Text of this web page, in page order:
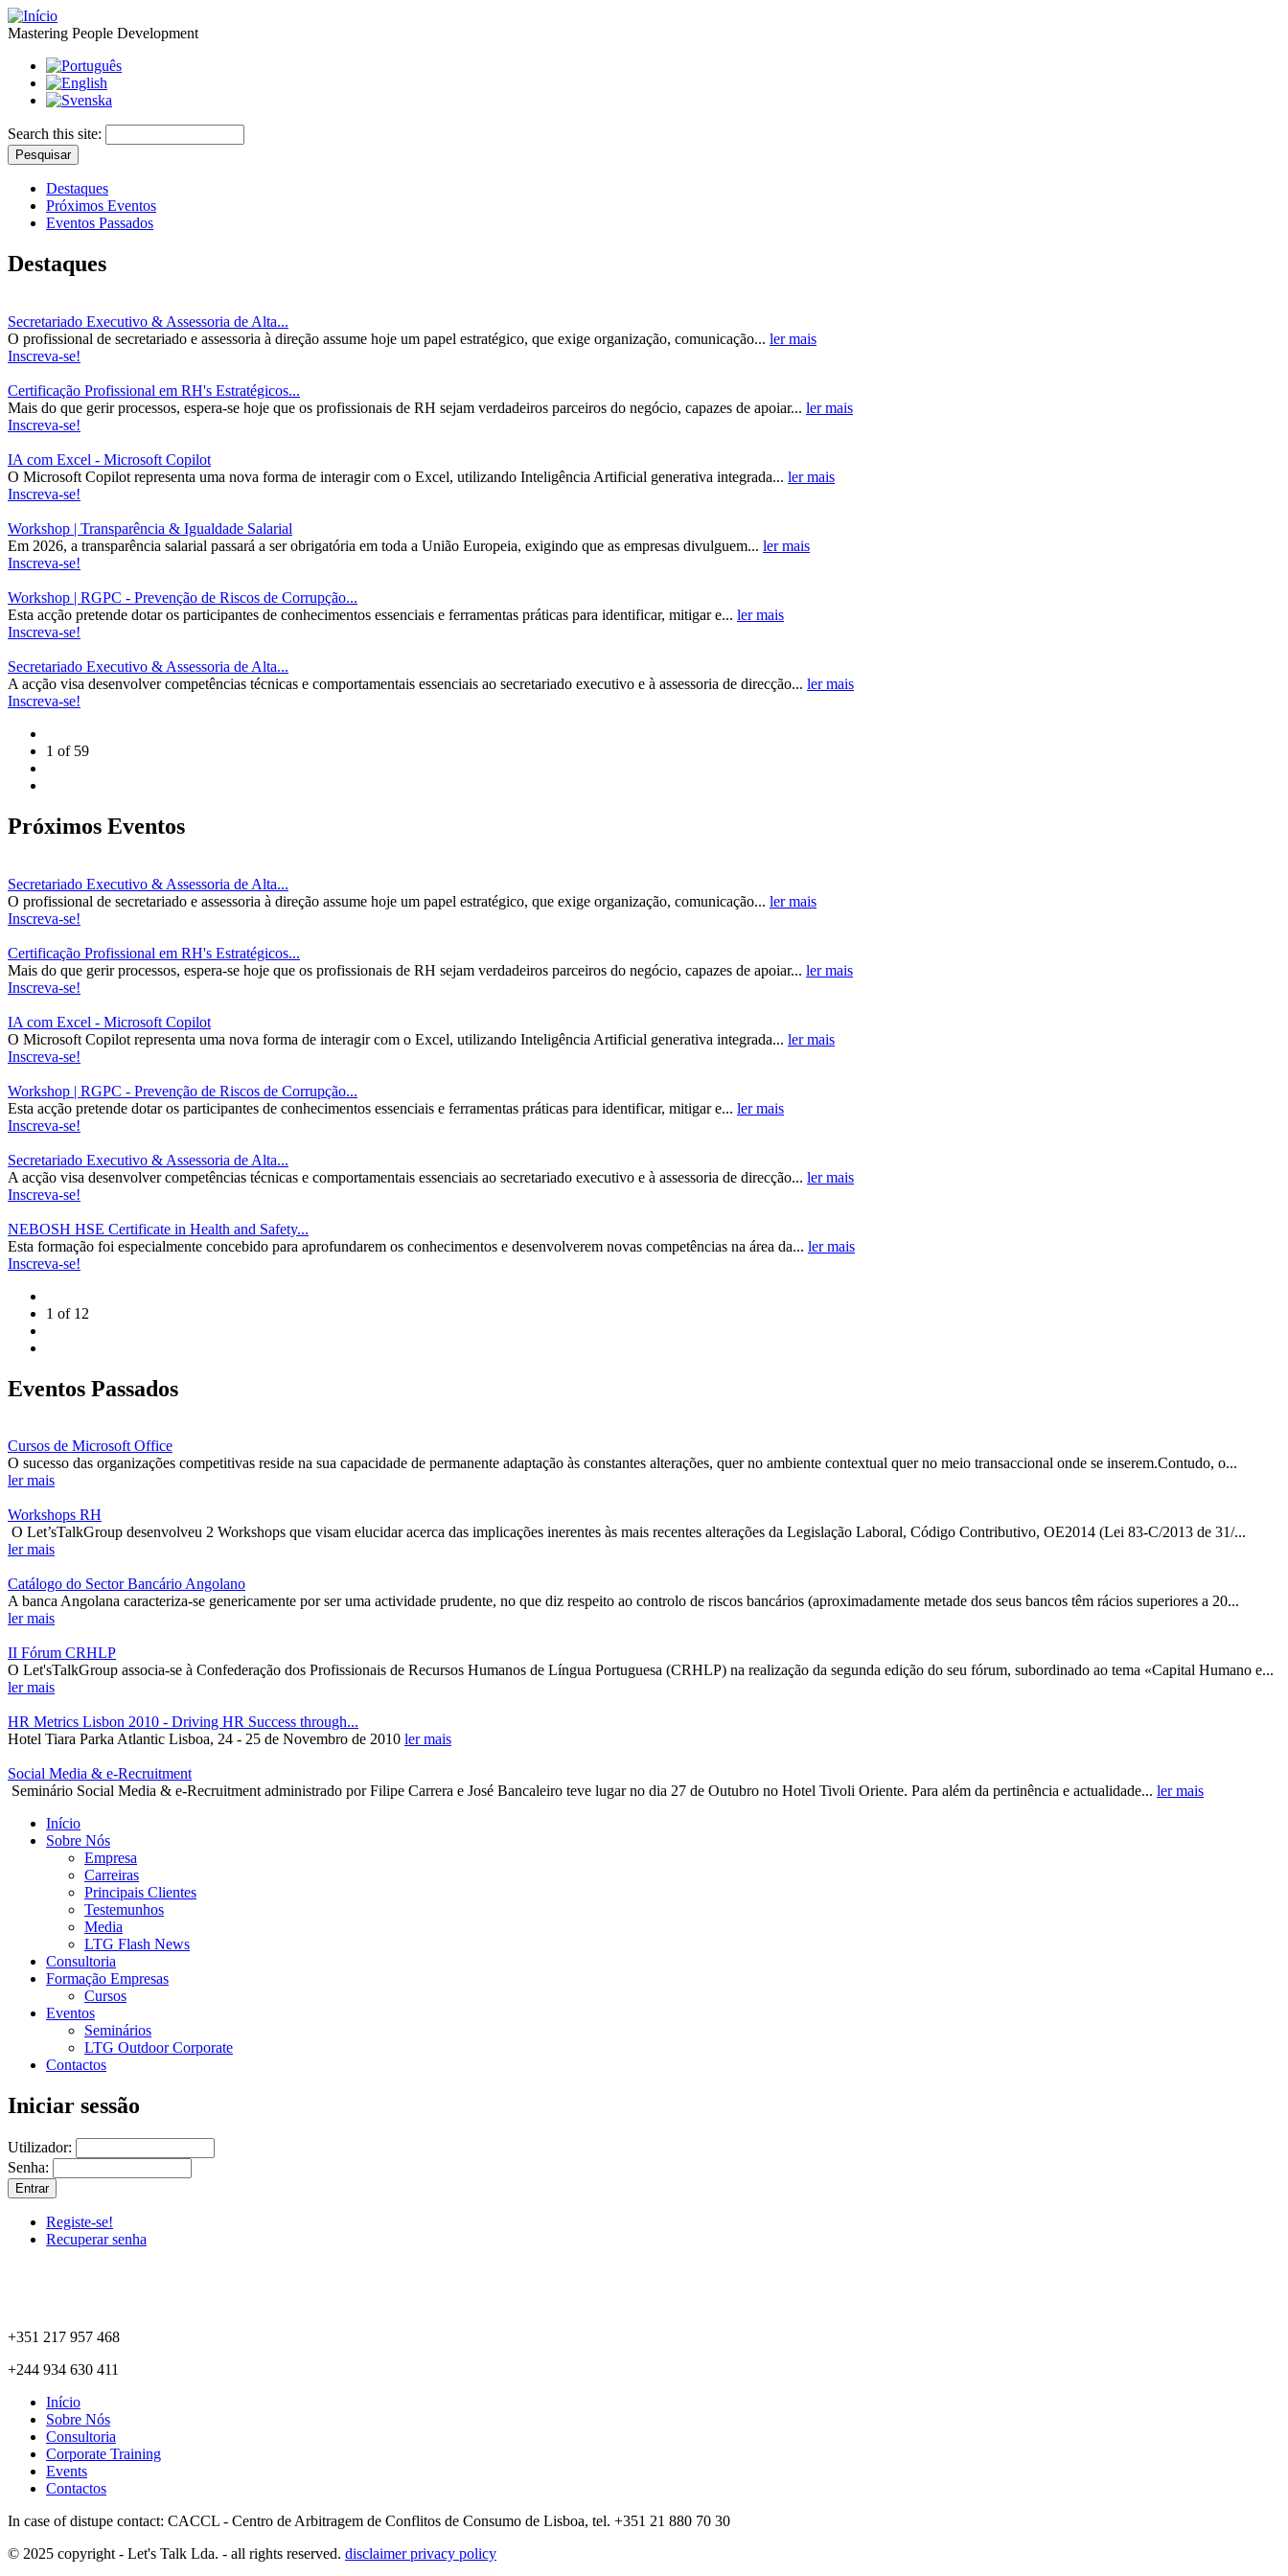
Mastering People Development
Search this site:
Destaques
Próximos Eventos
Eventos Passados
Destaques
Secretariado Executivo & Assessoria de Alta...
O profissional de secretariado e assessoria à direção assume hoje um papel estratégico, que exige organização, comunicação... ler mais
Inscreva-se!
Certificação Profissional em RH's Estratégicos...
Mais do que gerir processos, espera-se hoje que os profissionais de RH sejam verdadeiros parceiros do negócio, capazes de apoiar... ler mais
Inscreva-se!
IA com Excel - Microsoft Copilot
O Microsoft Copilot representa uma nova forma de interagir com o Excel, utilizando Inteligência Artificial generativa integrada... ler mais
Inscreva-se!
Workshop | Transparência & Igualdade Salarial
Em 2026, a transparência salarial passará a ser obrigatória em toda a União Europeia, exigindo que as empresas divulguem... ler mais
Inscreva-se!
Workshop | RGPC - Prevenção de Riscos de Corrupção...
Esta acção pretende dotar os participantes de conhecimentos essenciais e ferramentas práticas para identificar, mitigar e... ler mais
Inscreva-se!
Secretariado Executivo & Assessoria de Alta...
A acção visa desenvolver competências técnicas e comportamentais essenciais ao secretariado executivo e à assessoria de direcção... ler mais
Inscreva-se!
1 of 59
Próximos Eventos
Secretariado Executivo & Assessoria de Alta...
O profissional de secretariado e assessoria à direção assume hoje um papel estratégico, que exige organização, comunicação... ler mais
Inscreva-se!
Certificação Profissional em RH's Estratégicos...
Mais do que gerir processos, espera-se hoje que os profissionais de RH sejam verdadeiros parceiros do negócio, capazes de apoiar... ler mais
Inscreva-se!
IA com Excel - Microsoft Copilot
O Microsoft Copilot representa uma nova forma de interagir com o Excel, utilizando Inteligência Artificial generativa integrada... ler mais
Inscreva-se!
Workshop | RGPC - Prevenção de Riscos de Corrupção...
Esta acção pretende dotar os participantes de conhecimentos essenciais e ferramentas práticas para identificar, mitigar e... ler mais
Inscreva-se!
Secretariado Executivo & Assessoria de Alta...
A acção visa desenvolver competências técnicas e comportamentais essenciais ao secretariado executivo e à assessoria de direcção... ler mais
Inscreva-se!
NEBOSH HSE Certificate in Health and Safety...
Esta formação foi especialmente concebido para aprofundarem os conhecimentos e desenvolverem novas competências na área da... ler mais
Inscreva-se!
1 of 12
Eventos Passados
Cursos de Microsoft Office
O sucesso das organizações competitivas reside na sua capacidade de permanente adaptação às constantes alterações, quer no ambiente contextual quer no meio transaccional onde se inserem.Contudo, o...
ler mais
Workshops RH
O Let’sTalkGroup desenvolveu 2 Workshops que visam elucidar acerca das implicações inerentes às mais recentes alterações da Legislação Laboral, Código Contributivo, OE2014 (Lei 83-C/2013 de 31/...
ler mais
Catálogo do Sector Bancário Angolano
A banca Angolana caracteriza-se genericamente por ser uma actividade prudente, no que diz respeito ao controlo de riscos bancários (aproximadamente metade dos seus bancos têm rácios superiores a 20...
ler mais
II Fórum CRHLP
O Let'sTalkGroup associa-se à Confederação dos Profissionais de Recursos Humanos de Língua Portuguesa (CRHLP) na realização da segunda edição do seu fórum, subordinado ao tema «Capital Humano e...
ler mais
HR Metrics Lisbon 2010 - Driving HR Success through...
Hotel Tiara Parka Atlantic Lisboa, 24 - 25 de Novembro de 2010 ler mais
Social Media & e-Recruitment
Seminário Social Media & e-Recruitment administrado por Filipe Carrera e José Bancaleiro teve lugar no dia 27 de Outubro no Hotel Tivoli Oriente. Para além da pertinência e actualidade... ler mais
Início
Sobre Nós
Empresa
Carreiras
Principais Clientes
Testemunhos
Media
LTG Flash News
Consultoria
Formação Empresas
Cursos
Eventos
Seminários
LTG Outdoor Corporate
Contactos
Iniciar sessão
Utilizador:
Senha:
Registe-se!
Recuperar senha
+351 217 957 468
+244 934 630 411
Início
Sobre Nós
Consultoria
Corporate Training
Events
Contactos
In case of distupe contact: CACCL - Centro de Arbitragem de Conflitos de Consumo de Lisboa, tel. +351 21 880 70 30
© 2025 copyright - Let's Talk Lda. - all rights reserved. disclaimerprivacy policy